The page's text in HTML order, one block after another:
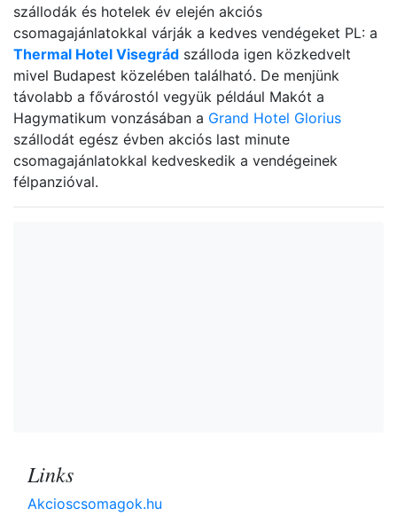
szállodák és hotelek év elején akciós
csomagajánlatokkal várják a kedves vendégeket PL: a
Thermal Hotel Visegrád szálloda igen közkedvelt
mivel Budapest közelében található. De menjünk
távolabb a fővárostól vegyük például Makót a
Hagymatikum vonzásában a Grand Hotel Glorius
szállodát egész évben akciós last minute
csomagajánlatokkal kedveskedik a vendégeinek
félpanzióval.
Links
Akcioscsomagok.hu